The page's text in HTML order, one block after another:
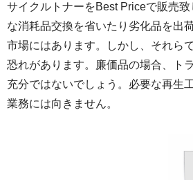
サイクルトナーをBest Priceで販売
な消耗品交換を省いたり劣化品を出
市場にはあります。しかし、それら
恐れがあります。廉価品の場合、ト
充分ではないでしょう。必要な再生
業務には向きません。